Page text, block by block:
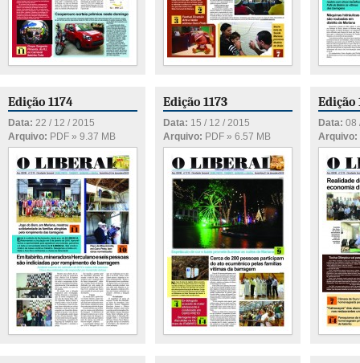
Edição 1174
Data: 22 / 12 / 2015
Arquivo: PDF » 9.37 MB
Edição 1173
Data: 15 / 12 / 2015
Arquivo: PDF » 6.57 MB
Edição
Data: 08
Arquivo: